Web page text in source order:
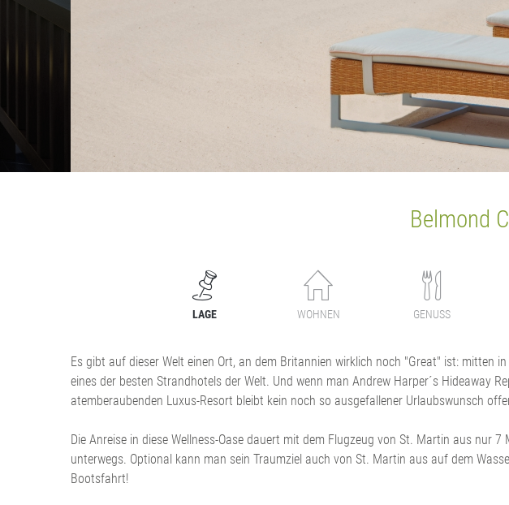
Belmond
LAGE WOHNEN GENUSS
Es gibt auf dieser Welt einen Ort, an dem Britannien wirklich noch "Great" ist: mitten
eines der besten Strandhotels der Welt. Und wenn man Andrew Harper´s Hideaway
atemberaubenden Luxus-Resort bleibt kein noch so ausgefallener Urlaubswunsch
Die Anreise in diese Wellness-Oase dauert mit dem Flugzeug von St. Martin aus nur
unterwegs. Optional kann man sein Traumziel auch von St. Martin aus auf dem
Bootsfahrt!